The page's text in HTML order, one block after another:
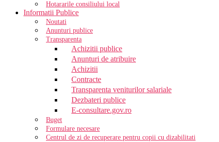
Hotararile consiliului local
Informatii Publice
Noutati
Anunturi publice
Transparenta
Achizitii publice
Anunturi de atribuire
Achizitii
Contracte
Transparenta veniturilor salariale
Dezbateri publice
E-consultare.gov.ro
Buget
Formulare necesare
Centrul de zi de recuperare pentru copii cu dizabilitati